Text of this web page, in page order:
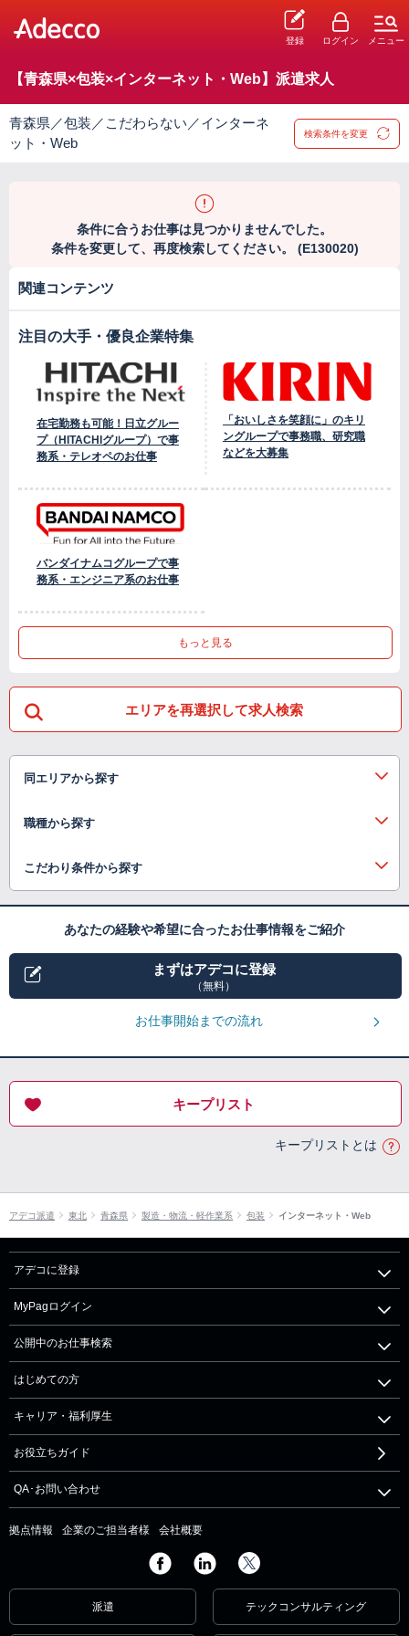
登録 ログイン メニュー
【青森県×包装×インターネット・Web】派遣求人
青森県／包装／こだわらない／インターネ
ット・Web
検索条件を変更
条件に合うお仕事は見つかりませんでした。
条件を変更して、再度検索してください。 (E130020)
関連コンテンツ
注目の大手・優良企業特集
在宅勤務も可能！日立グルー
プ（HITACHIグループ）で事
務系・テレオペのお仕事
「おいしさを笑顔に」のキリ
ングループで事務職、研究職
などを大募集
バンダイナムコグループで事
務系・エンジニア系のお仕事
もっと見る
エリアを再選択して求人検索
同エリアから探す
職種から探す
こだわり条件から探す
あなたの経験や希望に合ったお仕事情報をご紹介
まずはアデコに登録
（無料）
お仕事開始までの流れ
キープリスト
キープリストとは
アデコ派遣 東北 青森県 製造・物流・軽作業系 包装 インターネット・Web
アデコに登録
MyPagログイン
公開中のお仕事検索
はじめての方
キャリア・福利厚生
お役立ちガイド
QA･お問い合わせ
拠点情報 企業のご担当者様 会社概要
派遣 テックコンサルティング